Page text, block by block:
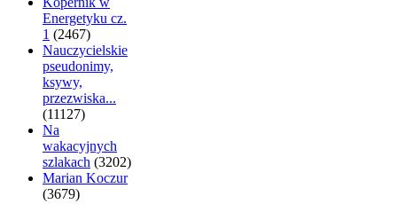
Energetyku cz.
1 (2467)
Nauczycielskie
pseudonimy,
ksywy,
przezwiska...
(11127)
Na
wakacyjnych
szlakach (3202)
Marian Koczur
(3679)